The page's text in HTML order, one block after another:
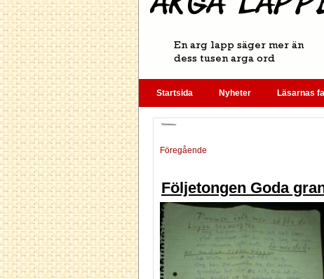
Startsida Nyheter Läsarnas
Föregående
Följetongen Goda